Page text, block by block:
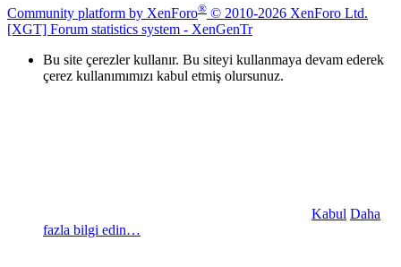
Community platform by XenForo® © 2010-2026 XenForo Ltd.
[XGT] Forum statistics system - XenGenTr
Bu site çerezler kullanır. Bu siteyi kullanmaya devam ederek
çerez kullanımımızı kabul etmiş olursunuz.
Kabul Daha
fazla bilgi edin…